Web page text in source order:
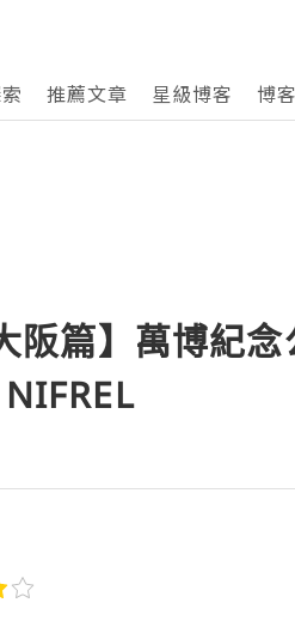
推薦文章 星級博客 博
阪篇】萬博紀